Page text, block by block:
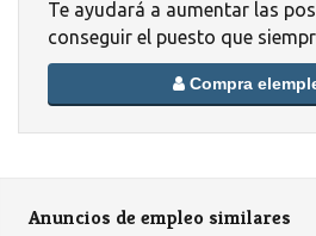
Te ayudará a aumentar las
conseguir el puesto que
Compra
Anuncios de empleo similares